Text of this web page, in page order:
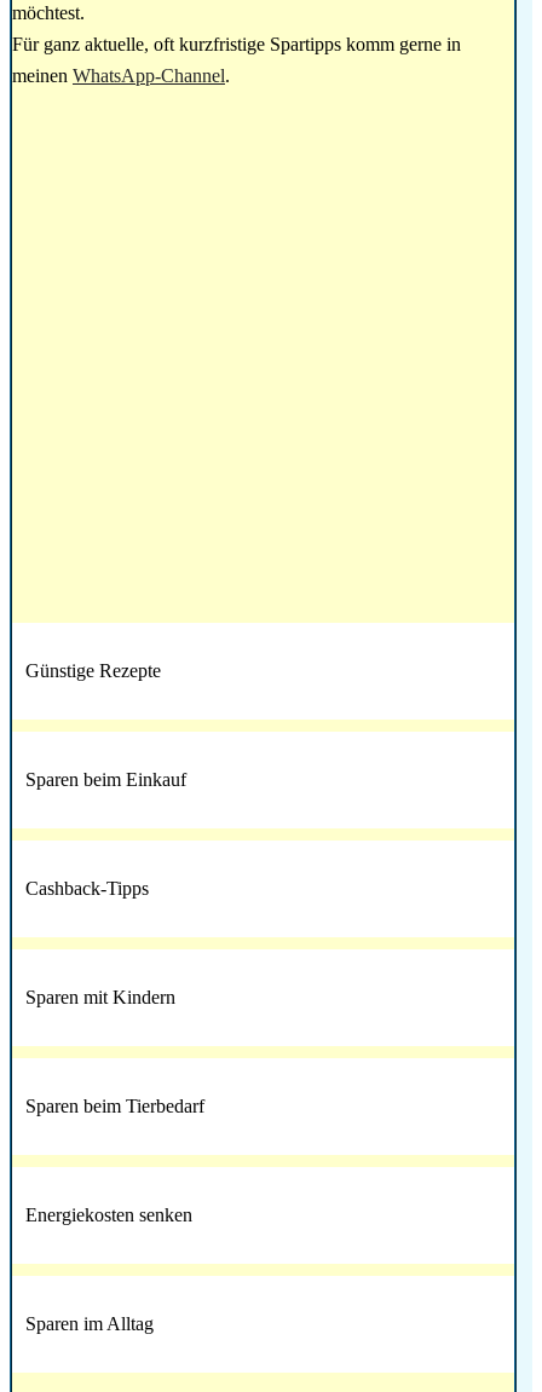
möchtest.
Für ganz aktuelle, oft kurzfristige Spartipps komm gerne in
meinen WhatsApp-Channel.
Günstige Rezepte
Sparen beim Einkauf
Cashback-Tipps
Sparen mit Kindern
Sparen beim Tierbedarf
Energiekosten senken
Sparen im Alltag